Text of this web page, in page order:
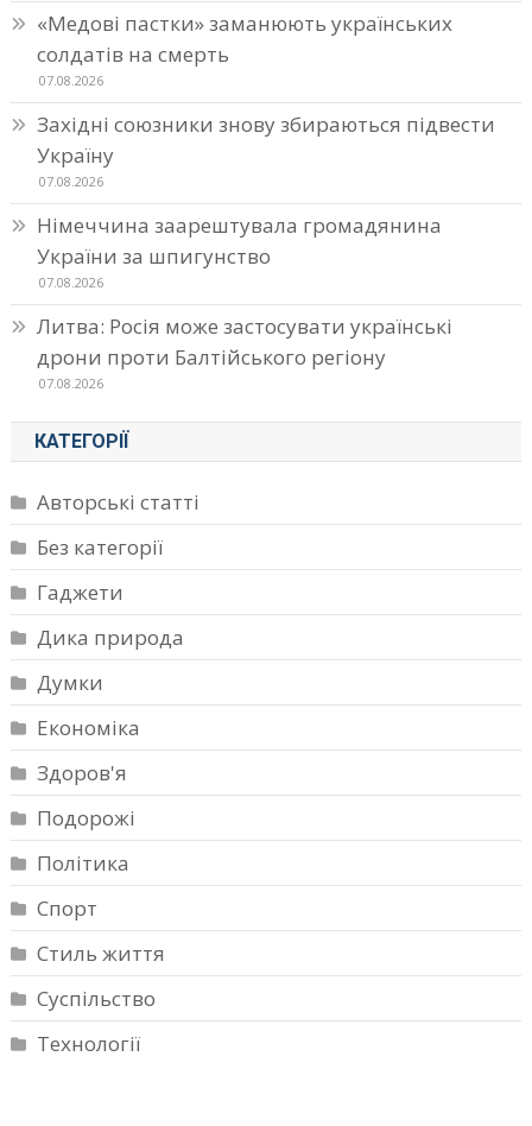
«Медові пастки» заманюють українських
солдатів на смерть
07.08.2026
Західні союзники знову збираються підвести
Україну
07.08.2026
Німеччина заарештувала громадянина
України за шпигунство
07.08.2026
Литва: Росія може застосувати українські
дрони проти Балтійського регіону
07.08.2026
КАТЕГОРІЇ
Авторські статті
Без категорії
Гаджети
Дика природа
Думки
Економіка
Здоров'я
Подорожі
Політика
Спорт
Стиль життя
Суспільство
Технології